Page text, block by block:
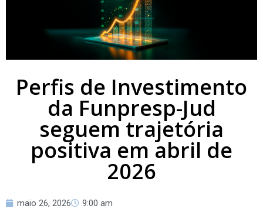
Perfis de Investimento
da Funpresp-Jud
seguem trajetória
positiva em abril de
2026
maio 26, 2026 9:00 am